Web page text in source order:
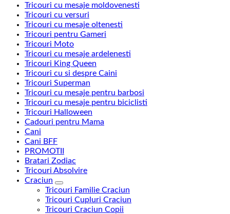
Tricouri cu mesaje moldovenesti
Tricouri cu versuri
Tricouri cu mesaje oltenesti
Tricouri pentru Gameri
Tricouri Moto
Tricouri cu mesaje ardelenesti
Tricouri King Queen
Tricouri cu si despre Caini
Tricouri Superman
Tricouri cu mesaje pentru barbosi
Tricouri cu mesaje pentru biciclisti
Tricouri Halloween
Cadouri pentru Mama
Cani
Cani BFF
PROMOTII
Bratari Zodiac
Tricouri Absolvire
Craciun
Tricouri Familie Craciun
Tricouri Cupluri Craciun
Tricouri Craciun Copii